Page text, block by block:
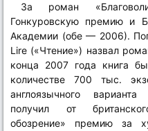
За роман
Гонкуровскую премию и
Академии (обе — 2006).
Lire («Чтение») назвал
конца 2007 года книга
количестве 700 тыс.
англоязычного варианта
получил от
обозрение» премию за